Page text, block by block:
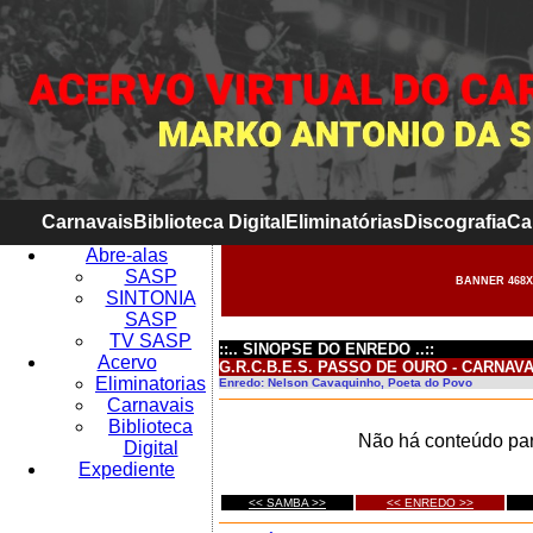
CarnavaisBiblioteca Digital EliminatóriasDiscografia
Abre-alas
SASP
SINTONIA
SASP
TV SASP
Acervo
Eliminatorias
Carnavais
Biblioteca
Digital
Expediente
BANNER
::.. SINOPSE DO ENREDO ..::
G.R.C.B.E.S. PASSO DE OURO -
Enredo: Nelson Cavaquinho, Poeta do Povo
Não há conteúdo
<< SAMBA >> << ENREDO >>